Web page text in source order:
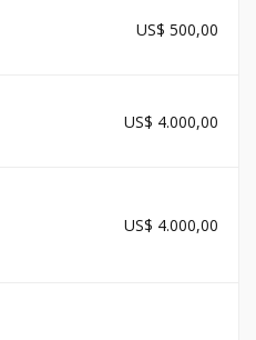
US$ 500,00
US$ 4.000,00
US$ 4.000,00